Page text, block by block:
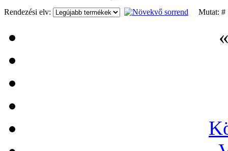
Rendezési elv: Mutat: